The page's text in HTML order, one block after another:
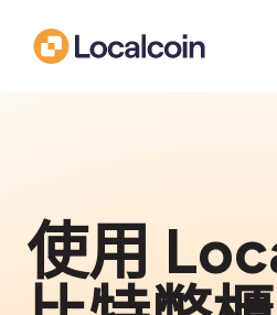
使用